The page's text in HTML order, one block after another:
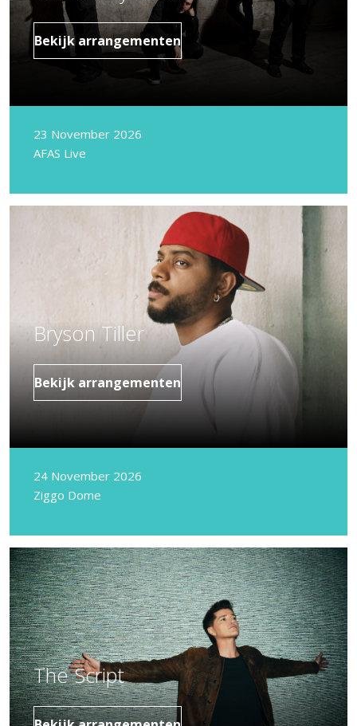
Bekijk arrangementen
23 November 2026
AFAS Live
Bryson Tiller
Bekijk arrangementen
24 November 2026
Ziggo Dome
The Script